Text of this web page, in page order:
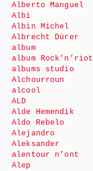
Alberto Manguel
Albi
Albin Michel
Albrecht Dürer
album
album Rock’n’riot
albums studio
Alchourroun
alcool
ALD
Alde Hemendik
Aldo Rebelo
Alejandro
Aleksander
alentour n’ont
Alep